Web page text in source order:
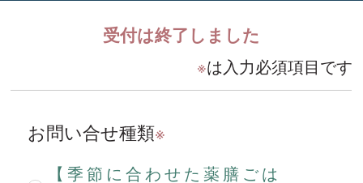
受付は終了しました
※は入力必須項目です
お問い合せ種類※
【季節に合わせた薬膳ごは